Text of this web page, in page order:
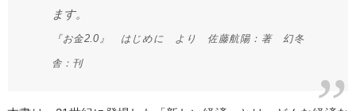
ます。
『お金2.0』 はじめに より 佐藤航陽：著 幻冬
舎：刊